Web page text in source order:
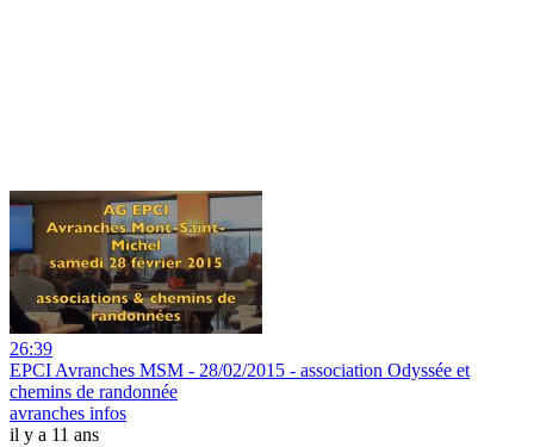
26:39
EPCI Avranches MSM - 28/02/2015 - association Odyssée et
chemins de randonnée
avranches infos
il y a 11 ans